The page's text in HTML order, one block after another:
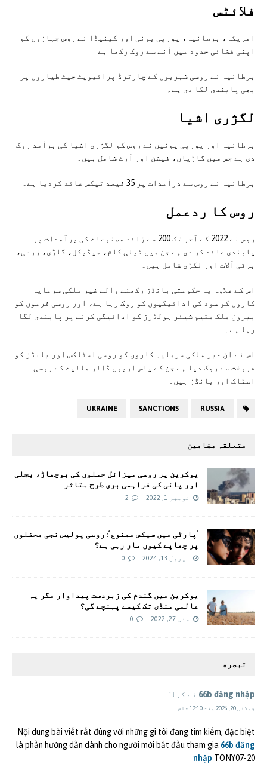
فلائٹس
امریکہ، برطانیہ، یورپی یونی اور کینیڈا نے روس جہازوں کو
اپنی فضائی حدود میں آنے سے روک رکھا ہے
برطانیہ نے روسی شہریوں کے چارٹرڈ پرائیویٹ جیٹ طیاروں پر
بھی پابندی لگا دی ہے۔
لگژری اشیا
برطانیہ اور یورپی یونین نے روس کو لگژری اشیا کی برآمد روک
دی ہے جس میں گاڑیاں، فیشن اور آرٹ شامل ہیں۔
برطانیہ نے روس سے درآمدات پر 35 فیصد ٹیکس عائد کردیا ہے۔
روس کا ردعمل
روس نے 2022 کے آخر تک 200 سے زائد مصنوعات کی برآمدات پر
پابندی عائد کر دی ہے جن میں ٹیلی کام، میڈیکل، گاڑی، زرعی،
برقی آلات اور لکڑی شامل ہیں۔
اس کے علاوہ یہ حکومتی بانڈز رکھنے والے غیر ملکی سرمایہ
کاروں کو سود کی ادائیگیوں کو روک رہا ہے، اور روسی فرموں کو
بیرون ملک مقیم شیئر ہولڈرز کو ادائیگی کرنے پر پابندی لگا
رہا ہے۔
اس نے ان غیر ملکی سرمایہ کاروں کو روسی اسٹاکس اور بانڈز کو
فروخت سے روک دیا ہے جن کے پاس اربوں ڈالر مالیت کے روسی
اسٹاک اور بانڈز ہیں۔
RUSSIA
SANCTIONS
UKRAINE
متعلقہ مضامین
یوکرین پر روسی میزائل حملوں کی بوچھاڑ، بجلی
اور پانی کی فراہمی بری طرح متاثر
نومبر 1, 2022 2
’پارٹی میں سیکس ممنوع‘: روسی پولیس نجی محفلوں
پر چھاپے کیوں مار رہی ہے؟
اپریل 13, 2024 0
یوکرین میں گندم کی زبردست پیداوار مگر یہ
عالمی منڈی تک کیسے پہنچے گی؟
مئی 27, 2022 0
تبصره
66b đăng nhập نے کہا:
جولائی 20, 2026 وقت 12:10 شام
Nội dung bài viết rất đúng với những gì tôi đang tìm kiếm, đặc biệt
là phần hướng dẫn dành cho người mới bắt đầu tham gia 66b đăng
nhập TONY07-20